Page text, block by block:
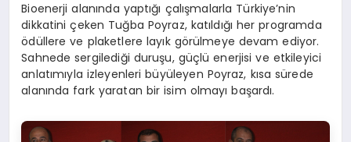
Bioenerji alanında yaptığı çalışmalarla Türkiye’nin
dikkatini çeken Tuğba Poyraz, katıldığı her programda
ödüllere ve plaketlere layık görülmeye devam ediyor.
Sahnede sergilediği duruşu, güçlü enerjisi ve etkileyici
anlatımıyla izleyenleri büyüleyen Poyraz, kısa sürede
alanında fark yaratan bir isim olmayı başardı.